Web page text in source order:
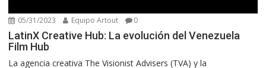
05/31/2023 Equipo Artout 0
LatinX Creative Hub: La evolución del Venezuela
Film Hub
La agencia creativa The Visionist Advisers (TVA) y la